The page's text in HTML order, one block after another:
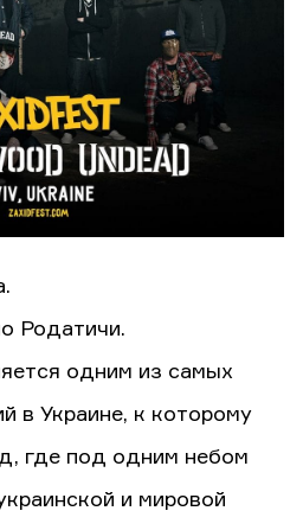
Родатичи.
одним из самых
в Украине, к которому
где под одним небом
и мировой